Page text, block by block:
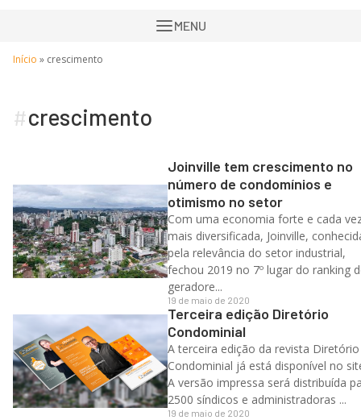
MENU
Início » crescimento
#crescimento
Joinville tem crescimento no
número de condomínios e
otimismo no setor
Com uma economia forte e cada
mais diversificada, Joinville,
pela relevância do setor industrial,
fechou 2019 no 7º lugar do ranking
geradore...
19 de maio de 2020
Terceira edição Diretório
Condominial
A terceira edição da revista Diretório
Condominial já está disponível no
A versão impressa será distribuída
2500 síndicos e administradoras ...
19 de maio de 2020